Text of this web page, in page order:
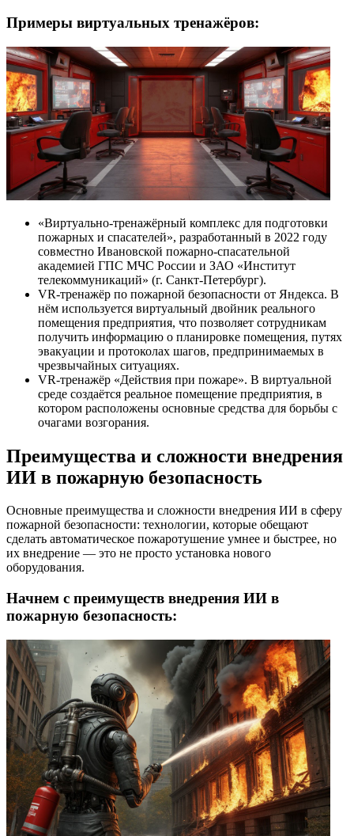
Примеры виртуальных тренажёров:
«Виртуально-тренажёрный комплекс для подготовки
пожарных и спасателей», разработанный в 2022 году
совместно Ивановской пожарно-спасательной
академией ГПС МЧС России и ЗАО «Институт
телекоммуникаций» (г. Санкт-Петербург).
VR-тренажёр по пожарной безопасности от Яндекса. В
нём используется виртуальный двойник реального
помещения предприятия, что позволяет сотрудникам
получить информацию о планировке помещения, путях
эвакуации и протоколах шагов, предпринимаемых в
чрезвычайных ситуациях.
VR-тренажёр «Действия при пожаре». В виртуальной
среде создаётся реальное помещение предприятия, в
котором расположены основные средства для борьбы с
очагами возгорания.
Преимущества и сложности внедрения
ИИ в пожарную безопасность
Основные преимущества и сложности внедрения ИИ в сферу
пожарной безопасности: технологии, которые обещают
сделать автоматическое пожаротушение умнее и быстрее, но
их внедрение — это не просто установка нового
оборудования.
Начнем с преимуществ внедрения ИИ в
пожарную безопасность: